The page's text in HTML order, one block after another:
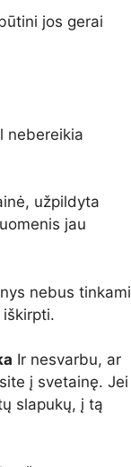
jos gerai
nebereikia
užpildyta
jau
nebus tinkami
Ir nesvarbu, ar
į svetainę. Jei
slapukų, į tą